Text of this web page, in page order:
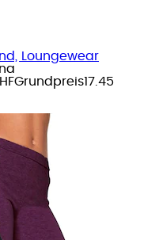
Loungewear
Grundpreis17.45